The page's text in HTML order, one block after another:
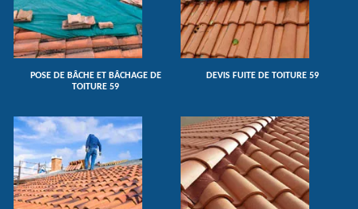
POSE DE BÂCHE ET BÂCHAGE DE
TOITURE 59
DEVIS FUITE DE TOITURE 59